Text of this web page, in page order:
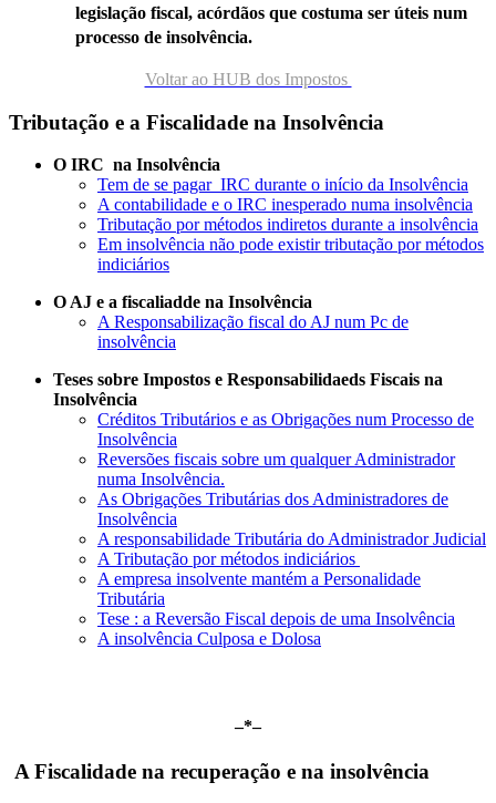
legislação fiscal, acórdãos que costuma ser úteis num
processo de insolvência.
Voltar ao HUB dos Impostos
Tributação e a Fiscalidade na Insolvência
O IRC na Insolvência
Tem de se pagar IRC durante o início da Insolvência
A contabilidade e o IRC inesperado numa insolvência
Tributação por métodos indiretos durante a insolvência
Em insolvência não pode existir tributação por métodos
indiciários
O AJ e a fiscaliadde na Insolvência
A Responsabilização fiscal do AJ num Pc de
insolvência
Teses sobre Impostos e Responsabilidaeds Fiscais na
Insolvência
Créditos Tributários e as Obrigações num Processo de
Insolvência
Reversões fiscais sobre um qualquer Administrador
numa Insolvência.
As Obrigações Tributárias dos Administradores de
Insolvência
A responsabilidade Tributária do Administrador Judicial
A Tributação por métodos indiciários
A empresa insolvente mantém a Personalidade
Tributária
Tese : a Reversão Fiscal depois de uma Insolvência
A insolvência Culposa e Dolosa
–*–
A Fiscalidade na recuperação e na insolvência